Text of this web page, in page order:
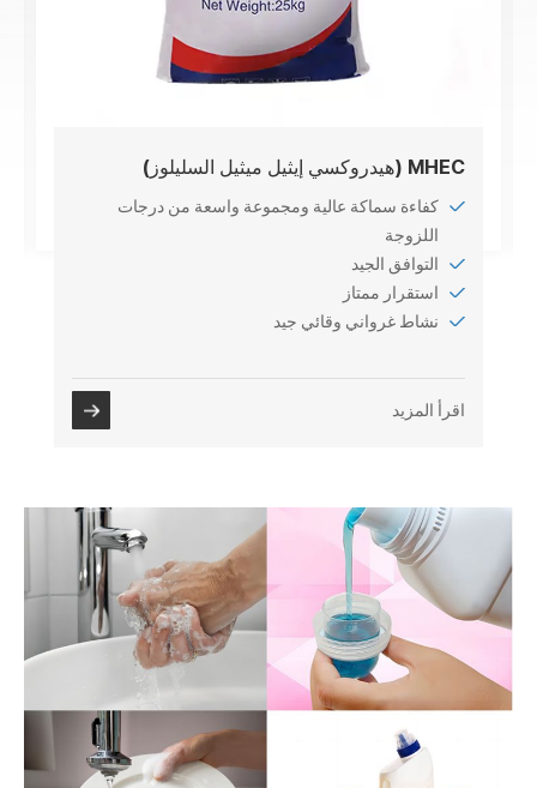
MHEC (هيدروكسي إيثيل ميثيل السليلوز)
كفاءة سماكة عالية ومجموعة واسعة من درجات
اللزوجة
التوافق الجيد
استقرار ممتاز
نشاط غرواني وقائي جيد
اقرأ المزيد